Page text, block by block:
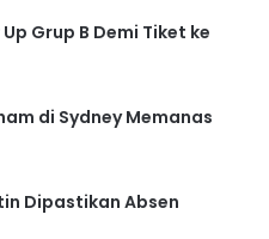
Grup B Demi Tiket ke
di Sydney Memanas
Dipastikan Absen